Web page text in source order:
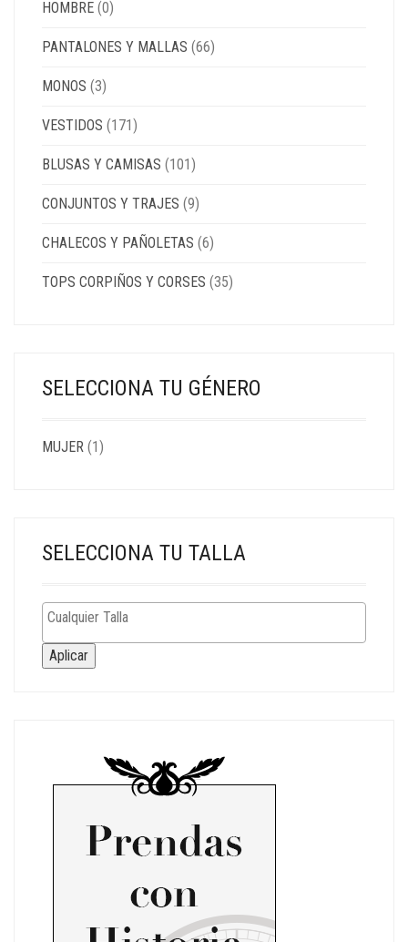
HOMBRE (0)
PANTALONES Y MALLAS (66)
MONOS (3)
VESTIDOS (171)
BLUSAS Y CAMISAS (101)
CONJUNTOS Y TRAJES (9)
CHALECOS Y PAÑOLETAS (6)
TOPS CORPIÑOS Y CORSES (35)
SELECCIONA TU GÉNERO
MUJER (1)
SELECCIONA TU TALLA
Aplicar